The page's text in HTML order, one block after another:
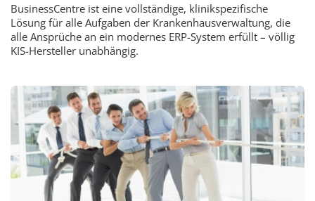
BusinessCentre ist eine vollständige, klinikspezifische
Lösung für alle Aufgaben der Krankenhausverwaltung, die
alle Ansprüche an ein modernes ERP-System erfüllt – völlig
KIS-Hersteller unabhängig.